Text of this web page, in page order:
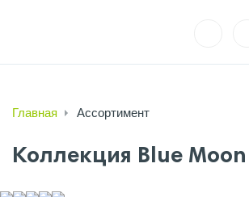
Главная Ассортимент
Коллекция Blue Moon